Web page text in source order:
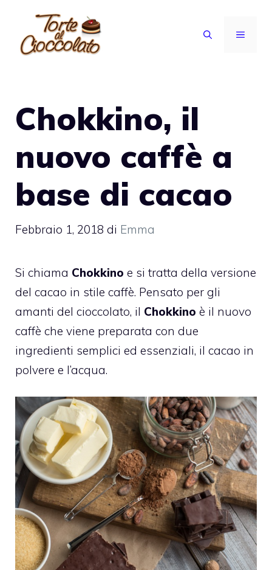
contenuto
MENU
Chokkino, il
nuovo caffè a
base di cacao
Febbraio 1, 2018 di Emma
Si chiama Chokkino e si tratta della versione
del cacao in stile caffè. Pensato per gli
amanti del cioccolato, il Chokkino è il nuovo
caffè che viene preparata con due
ingredienti semplici ed essenziali, il cacao in
polvere e l’acqua.